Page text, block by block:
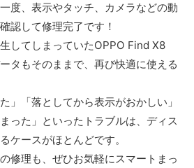
度、表示やタッチ、カメラなどの動
認して修理完了です！
してしまっていたOPPO Find X8
タもそのままで、再び快適に使える
」「落としてから表示がおかしい」
った」といったトラブルは、ディス
ケースがほとんどです。
修理も、ぜひお気軽にスマートまっ